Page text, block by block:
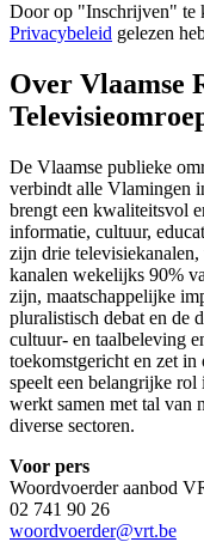
Door op "Inschrijven" te
Privacybeleid gelezen
Over Vlaamse
De Vlaamse publieke
verbindt alle Vlamingen
brengt een kwaliteitsvol
informatie, cultuur,
zijn drie
kanalen wekelijks 90%
zijn, maatschappelijke
pluralistisch debat en de
cultuur- en taalbeleving
toekomstgericht en zet
speelt een belangrijke rol
werkt samen met tal van
diverse sectoren.
Voor pers
Woordvoerder aanbod
02 741 90 26
woordvoerder@vrt.be